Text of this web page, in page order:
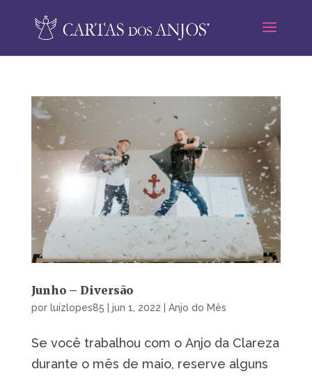
Junho – Diversão
por luizlopes85 jun 1, 2022 Anjo do Mês
Se você trabalhou com o Anjo da Clareza
durante o mês de maio, reserve alguns